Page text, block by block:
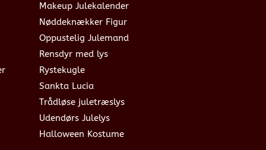
Makeup Julekalender
Nøddeknækker Figur
Oppustelig Julemand
Rensdyr med lys
Rystekugle
Sankta Lucia
Trådløse juletræslys
Udendørs Julelys
Halloween Kostume